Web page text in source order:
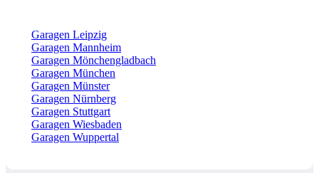
Garagen Leipzig
Garagen Mannheim
Garagen Mönchengladbach
Garagen München
Garagen Münster
Garagen Nürnberg
Garagen Stuttgart
Garagen Wiesbaden
Garagen Wuppertal